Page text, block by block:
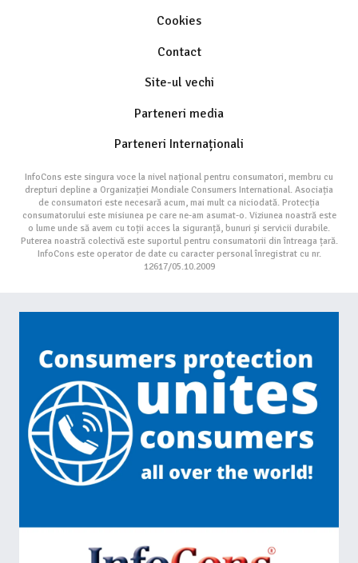
Cookies
Contact
Site-ul vechi
Parteneri media
Parteneri Internaționali
InfoCons este singura voce la nivel național pentru consumatori, membru cu
drepturi depline a Organizației Mondiale Consumers International. Asociația
de consumatori este necesară acum, mai mult ca niciodată. Protecția
consumatorului este misiunea pe care ne-am asumat-o. Viziunea noastră este
o lume unde să avem cu toții acces la siguranță, bunuri și servicii durabile.
Puterea noastră colectivă este suportul pentru consumatorii din întreaga țară.
InfoCons este operator de date cu caracter personal înregistrat cu nr.
12617/05.10.2009